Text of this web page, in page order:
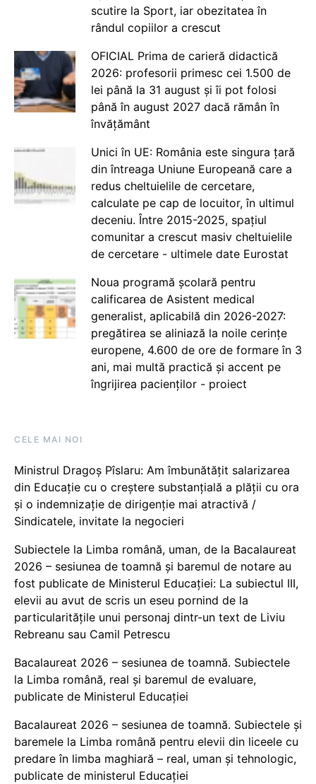
scutire la Sport, iar obezitatea în
rândul copiilor a crescut
OFICIAL Prima de carieră didactică
2026: profesorii primesc cei 1.500 de
lei până la 31 august și îi pot folosi
până în august 2027 dacă rămân în
învățământ
Unici în UE: România este singura țară
din întreaga Uniune Europeană care a
redus cheltuielile de cercetare,
calculate pe cap de locuitor, în ultimul
deceniu. Între 2015-2025, spațiul
comunitar a crescut masiv cheltuielile
de cercetare - ultimele date Eurostat
Noua programă școlară pentru
calificarea de Asistent medical
generalist, aplicabilă din 2026-2027:
pregătirea se aliniază la noile cerințe
europene, 4.600 de ore de formare în 3
ani, mai multă practică și accent pe
îngrijirea pacienților - proiect
CELE MAI NOI
Ministrul Dragoș Pîslaru: Am îmbunătățit salarizarea
din Educație cu o creștere substanțială a plății cu ora
și o indemnizație de dirigenție mai atractivă /
Sindicatele, invitate la negocieri
Subiectele la Limba română, uman, de la Bacalaureat
2026 – sesiunea de toamnă și baremul de notare au
fost publicate de Ministerul Educației: La subiectul III,
elevii au avut de scris un eseu pornind de la
particularitățile unui personaj dintr-un text de Liviu
Rebreanu sau Camil Petrescu
Bacalaureat 2026 – sesiunea de toamnă. Subiectele
la Limba română, real și baremul de evaluare,
publicate de Ministerul Educației
Bacalaureat 2026 – sesiunea de toamnă. Subiectele și
baremele la Limba română pentru elevii din liceele cu
predare în limba maghiară – real, uman și tehnologic,
publicate de ministerul Educației